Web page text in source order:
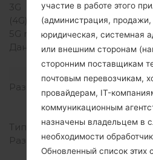
3G
(4G) LTE
-
5G network
-
Данные
Размер экрана
Тип экрана
TFT
Разрешение экрана
участие в работе этого
(администрация, продажи,
юридическая, системная
или внешним сторонам
сторонним поставщикам
почтовым перевозчикам,
провайдерам, IT-
коммуникационным
назначены владельцем в
необходимости
Обновленный список этих